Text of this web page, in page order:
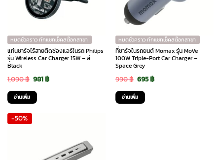
หมดชั่วคราว ทักแชทเช็คสต๊อกสาขา
แท่นชาร์จไร้สายติดช่องแอร์ในรถ Philips
รุ่น Wireless Car Charger 15W – สี
Black
1,090฿ Original
price
was:
981฿Current
อ่านเพิ่ม
หมดชั่วคราว ทักแชทเช็คสต๊อกสาขา
ที่ชาร์จในรถยนต์ Momax รุ่น MoVe
100W Triple-Port Car Charger –
Space Grey
990฿ Original
price
was:
695฿Current
อ่านเพิ่ม
-50%